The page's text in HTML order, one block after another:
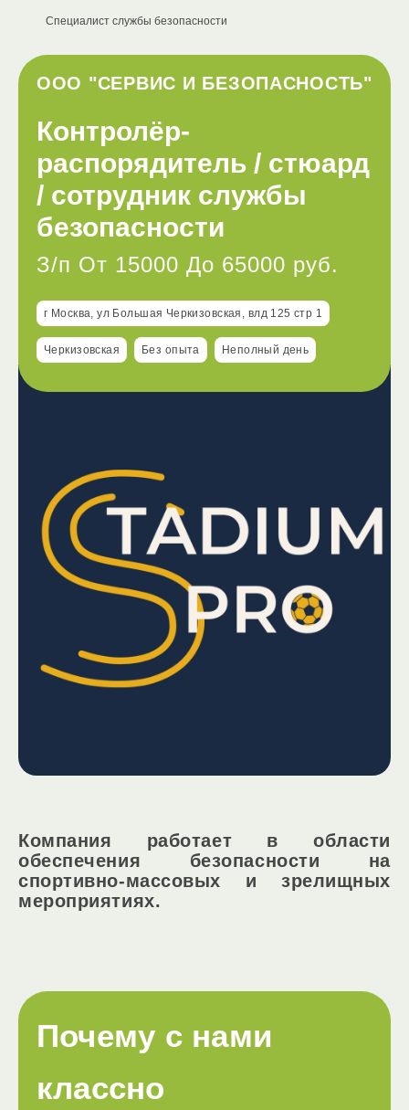
ООО "СЕРВИС И БЕЗОПАСНОСТЬ"
Специалист службы безопасности
Контролёр-
распорядитель / стюард
/ сотрудник службы
безопасности
З/п От 15000 До 65000 руб.
г Москва, ул Большая Черкизовская, влд 125 стр 1
Черкизовская Без опыта Неполный день
Компания работает в области
обеспечения безопасности на
спортивно-массовых и зрелищных
мероприятиях.
Почему с нами
классно